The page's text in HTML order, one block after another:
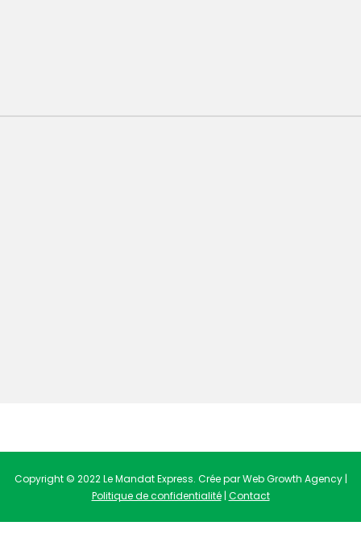
Copyright © 2022 Le Mandat Express. Crée par Web Growth Agency |
Politique de confidentialité| Contact